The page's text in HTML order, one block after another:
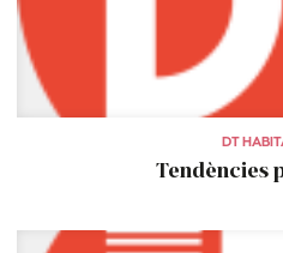
DT
Tendències